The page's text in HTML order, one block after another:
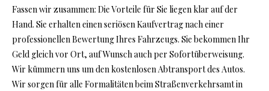
Fassen wir zusammen: Die Vorteile für Sie liegen klar auf der
Hand. Sie erhalten einen seriösen Kaufvertrag nach einer
professionellen Bewertung Ihres Fahrzeugs. Sie bekommen Ihr
Geld gleich vor Ort, auf Wunsch auch per Sofortüberweisung.
Wir kümmern uns um den kostenlosen Abtransport des Autos.
Wir sorgen für alle Formalitäten beim Straßenverkehrsamt in